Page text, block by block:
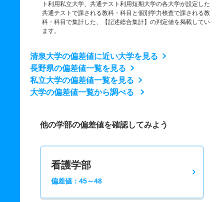
ト利用私立大学、共通テスト利用短期大学の各大学が設定した
共通テストで課される教科・科目と個別学力検査で課される教
科・科目で集計した、【記述総合集計】の判定値を掲載してい
ます。
清泉大学の偏差値に近い大学を見る
長野県の偏差値一覧を見る
私立大学の偏差値一覧を見る
大学の偏差値一覧から調べる
他の学部の偏差値を確認してみよう
看護学部
偏差値：45～48